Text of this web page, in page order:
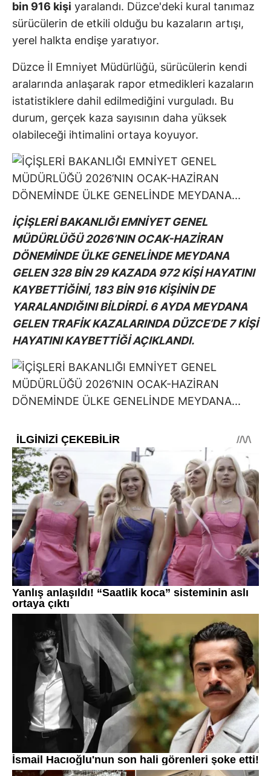
bin 916 kişi yaralandı. Düzce'deki kural tanımaz
sürücülerin de etkili olduğu bu kazaların artışı,
yerel halkta endişe yaratıyor.
Düzce İl Emniyet Müdürlüğü, sürücülerin kendi
aralarında anlaşarak rapor etmedikleri kazaların
istatistiklere dahil edilmediğini vurguladı. Bu
durum, gerçek kaza sayısının daha yüksek
olabileceği ihtimalini ortaya koyuyor.
İÇİŞLERİ BAKANLIĞI EMNİYET GENEL
MÜDÜRLÜĞÜ 2026’NIN OCAK-HAZİRAN
DÖNEMİNDE ÜLKE GENELİNDE MEYDANA
GELEN 328 BİN 29 KAZADA 972 KİŞİ HAYATINI
KAYBETTİĞİNİ, 183 BİN 916 KİŞİNİN DE
YARALANDIĞINI BİLDİRDİ. 6 AYDA MEYDANA
GELEN TRAFİK KAZALARINDA DÜZCE’DE 7 KİŞİ
HAYATINI KAYBETTİĞİ AÇIKLANDI.